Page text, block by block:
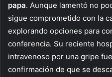
papa. Aunque lamentó no
sigue comprometido con la
explorando opciones para
conferencia. Su reciente
intravenoso por una gripe
confirmación de que se